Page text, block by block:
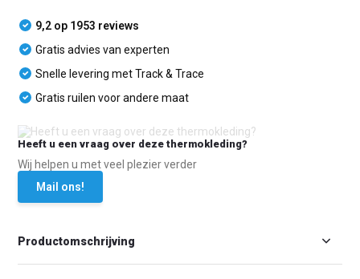
9,2 op 1953 reviews
Gratis advies van experten
Snelle levering met Track & Trace
Gratis ruilen voor andere maat
Heeft u een vraag over deze thermokleding?
Wij helpen u met veel plezier verder
Mail ons!
Productomschrijving